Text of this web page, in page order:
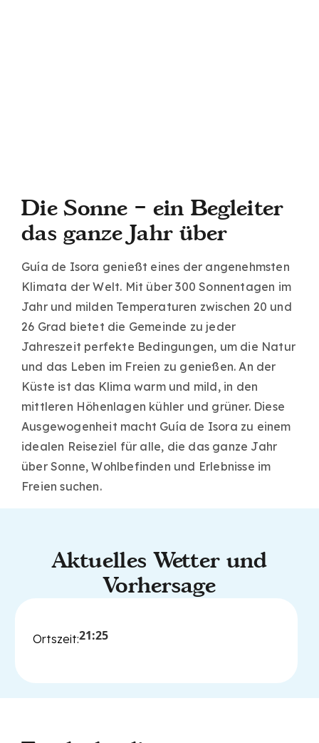
Die Sonne – ein Begleiter
das ganze Jahr über
Guía de Isora genießt eines der angenehmsten
Klimata der Welt. Mit über 300 Sonnentagen im
Jahr und milden Temperaturen zwischen 20 und
26 Grad bietet die Gemeinde zu jeder
Jahreszeit perfekte Bedingungen, um die Natur
und das Leben im Freien zu genießen. An der
Küste ist das Klima warm und mild, in den
mittleren Höhenlagen kühler und grüner. Diese
Ausgewogenheit macht Guía de Isora zu einem
idealen Reiseziel für alle, die das ganze Jahr
über Sonne, Wohlbefinden und Erlebnisse im
Freien suchen.
Aktuelles Wetter und
Vorhersage
Ortszeit:21:25